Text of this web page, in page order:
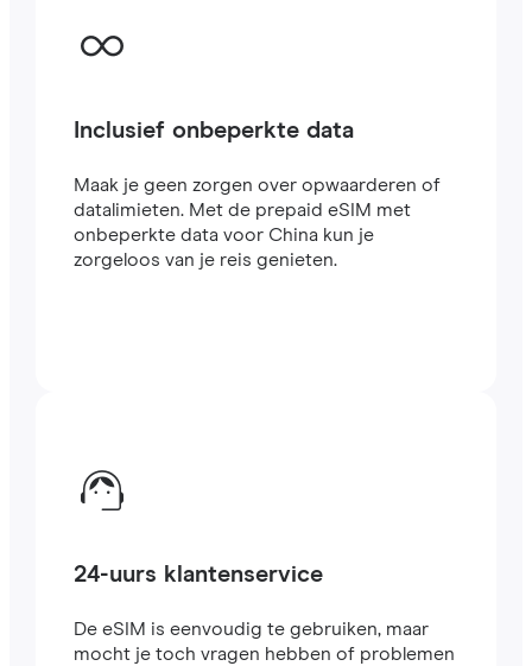
Inclusief onbeperkte data
Maak je geen zorgen over opwaarderen of
datalimieten. Met de prepaid eSIM met
onbeperkte data voor China kun je
zorgeloos van je reis genieten.
24-uurs klantenservice
De eSIM is eenvoudig te gebruiken, maar
mocht je toch vragen hebben of problemen